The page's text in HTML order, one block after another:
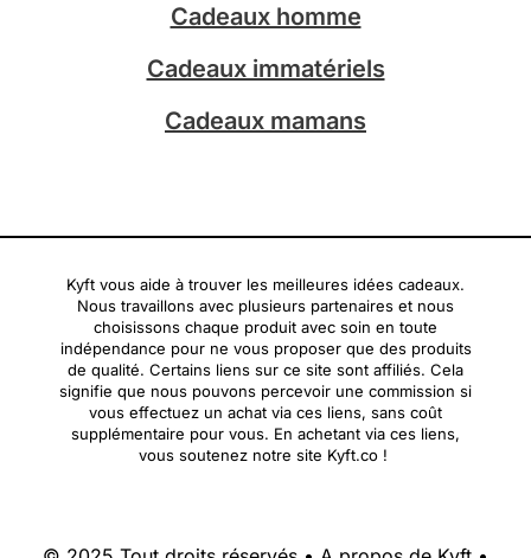
Cadeaux homme
Cadeaux immatériels
Cadeaux mamans
Kyft vous aide à trouver les meilleures idées cadeaux.
Nous travaillons avec plusieurs partenaires et nous
choisissons chaque produit avec soin en toute
indépendance pour ne vous proposer que des produits
de qualité. Certains liens sur ce site sont affiliés. Cela
signifie que nous pouvons percevoir une commission si
vous effectuez un achat via ces liens, sans coût
supplémentaire pour vous. En achetant via ces liens,
vous soutenez notre site Kyft.co !